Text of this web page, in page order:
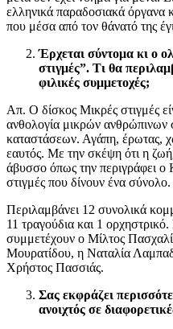
ελληνικά παραδοσιακά όργανα
που μέσα από τον θάνατό της
Έρχεται σύντομα κι ο
στιγμές”. Τι θα
φιλικές συμμετοχές;
Απ. Ο δίσκος Μικρές στιγμές
ανθολογία μικρών ανθρώπινων
καταστάσεων. Αγάπη, έρωτας,
εαυτός. Με την σκέψη ότι η
άβυσσο όπως την περιγράφει ο
στιγμές που δίνουν ένα σύνολο.
Περιλαμβάνει 12 συνολικά
11 τραγούδια και 1
συμμετέχουν ο Μίλτος
Μουρατίδου, η Ναταλία
Χρήστος Πασσιάς.
Σας εκφράζει
ανοιχτός σε